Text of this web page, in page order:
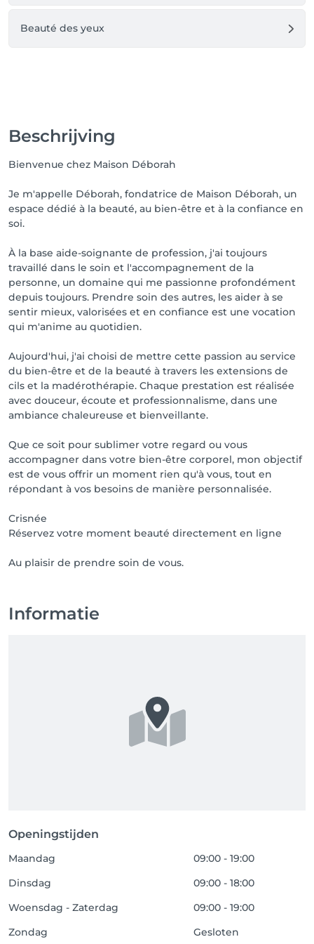
Beauté des yeux
Beschrijving
Bienvenue chez Maison Déborah
Je m'appelle Déborah, fondatrice de Maison Déborah, un
espace dédié à la beauté, au bien-être et à la confiance en
soi.
À la base aide-soignante de profession, j'ai toujours
travaillé dans le soin et l'accompagnement de la
personne, un domaine qui me passionne profondément
depuis toujours. Prendre soin des autres, les aider à se
sentir mieux, valorisées et en confiance est une vocation
qui m'anime au quotidien.
Aujourd'hui, j'ai choisi de mettre cette passion au service
du bien-être et de la beauté à travers les extensions de
cils et la madérothérapie. Chaque prestation est réalisée
avec douceur, écoute et professionnalisme, dans une
ambiance chaleureuse et bienveillante.
Que ce soit pour sublimer votre regard ou vous
accompagner dans votre bien-être corporel, mon objectif
est de vous offrir un moment rien qu'à vous, tout en
répondant à vos besoins de manière personnalisée.
Crisnée
Réservez votre moment beauté directement en ligne
Au plaisir de prendre soin de vous.
Informatie
Openingstijden
Maandag
09:00 - 19:00
Dinsdag
09:00 - 18:00
Woensdag - Zaterdag
09:00 - 19:00
Zondag
Gesloten